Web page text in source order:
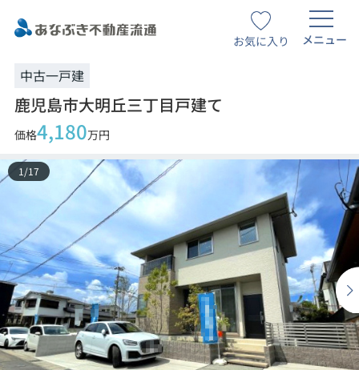
お気に入り メニュー
中古一戸建
鹿児島市大明丘三丁目戸建て
価格4,180万円
1 /17